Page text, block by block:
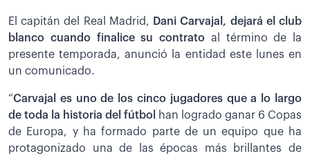
El capitán del Real Madrid, Dani Carvajal, dejará el club
blanco cuando finalice su contrato al término de la
presente temporada, anunció la entidad este lunes en
un comunicado.
“Carvajal es uno de los cinco jugadores que a lo largo
de toda la historia del fútbol
han logrado ganar 6 Copas
de Europa, y ha formado parte de un equipo que ha
protagonizado una de las épocas más brillantes de